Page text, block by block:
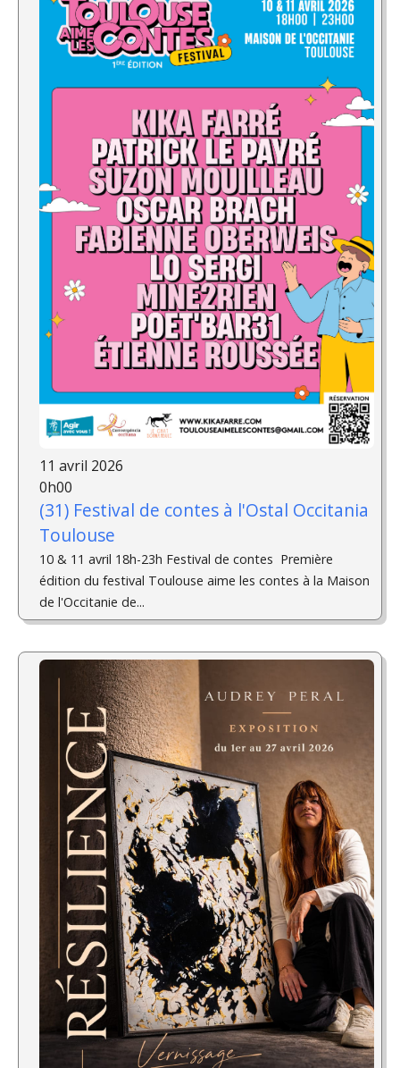
11 avril 2026
0h00
(31) Festival de contes à l'Ostal Occitania
Toulouse
10 & 11 avril 18h-23h Festival de contes ­ Première
édition du festival Toulouse aime les contes à la Maison
de l'Occitanie de...